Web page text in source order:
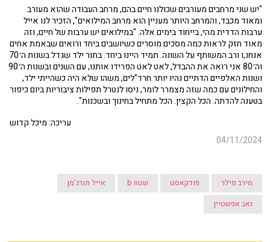
"יש שני מרחבים מעורבים שכולנו חיים בהם, מרחב העבודה שהוא מעורב
ומאוד מכבד, והמרחב היותר מעניין הוא מרחב המילואים", הזכיר לנו אייל
ערבות הדדית מהי, בייחוד בימים אלה. "במילואים יש ערבות של חיים, וזה
מאוד חזק לראות כמה מסכים מוסרים כשיושבים ביחד ורואים שבאמת אחים
אנחנ,ו ורב המשותף על השונה. תמיד היינו ביחד. בתור ילד שגדל בשנות ה־70
וה־80 אני רואה את ההבדל, לאט לאט הפרידו אותנו, עם השנים ובשנות ה־90
ושנות האלפיים הדתיים נהיו יותר חרד"לים, משהו שלא היה כשהייתי ילד,
והחילונים עם כמה שזה מצמרר לומר, ניסו לנטרל תפילות ציבוריות ביום כיפור
בטענה להדתה. הכל הקצין. הכל מתחיל בחינוך ובשכנות".
עריכה: מיכל קדוש
04/11/2024
מירב מילר פודקאסט שטח b
אייל תורג'מן
זאב אפשטיין